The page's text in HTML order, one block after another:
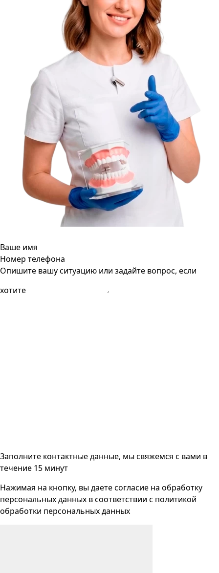
Ваше имя
Номер телефона
Опишите вашу ситуацию или задайте вопрос, если
хотите
Заполните контактные данные, мы свяжемся с вами в
течение 15 минут
Нажимая на кнопку, вы даете согласие на обработку
персональных данных в соответствии с политикой
обработки персональных данных